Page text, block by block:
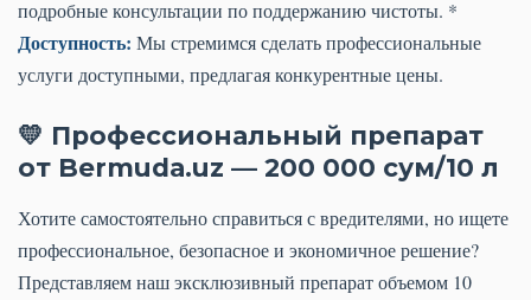
подробные консультации по поддержанию чистоты. *
Доступность: Мы стремимся сделать профессиональные
услуги доступными, предлагая конкурентные цены.
💛 Профессиональный препарат
от Bermuda.uz — 200 000 сум/10 л
Хотите самостоятельно справиться с вредителями, но ищете
профессиональное, безопасное и экономичное решение?
Представляем наш эксклюзивный препарат объемом 10